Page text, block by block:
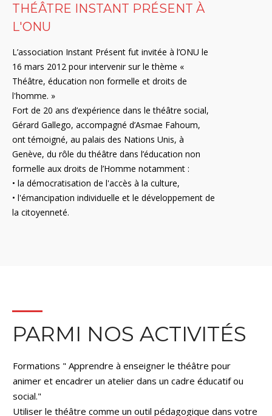
THÉÂTRE INSTANT PRÉSENT À
L'ONU
L’association Instant Présent fut invitée à l’ONU le
16 mars 2012 pour intervenir sur le thème «
Théâtre, éducation non formelle et droits de
l'homme. »
Fort de 20 ans d’expérience dans le théâtre social,
Gérard Gallego, accompagné d’Asmae Fahoum,
ont témoigné, au palais des Nations Unis, à
Genève, du rôle du théâtre dans l’éducation non
formelle aux droits de l’Homme notamment :
• la démocratisation de l'accès à la culture,
• l'émancipation individuelle et le développement de
la citoyenneté.
PARMI NOS ACTIVITÉS
Formations " Apprendre à enseigner le théâtre pour
animer et encadrer un atelier dans un cadre éducatif ou
social."
Utiliser le théâtre comme un outil pédagogique dans votre